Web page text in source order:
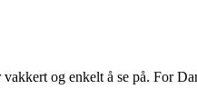
og enkelt å se på. For